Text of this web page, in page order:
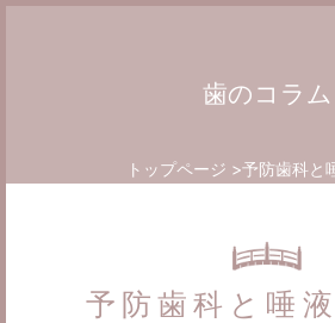
歯のコラム
トップページ 予防歯科と
予防歯科と唾